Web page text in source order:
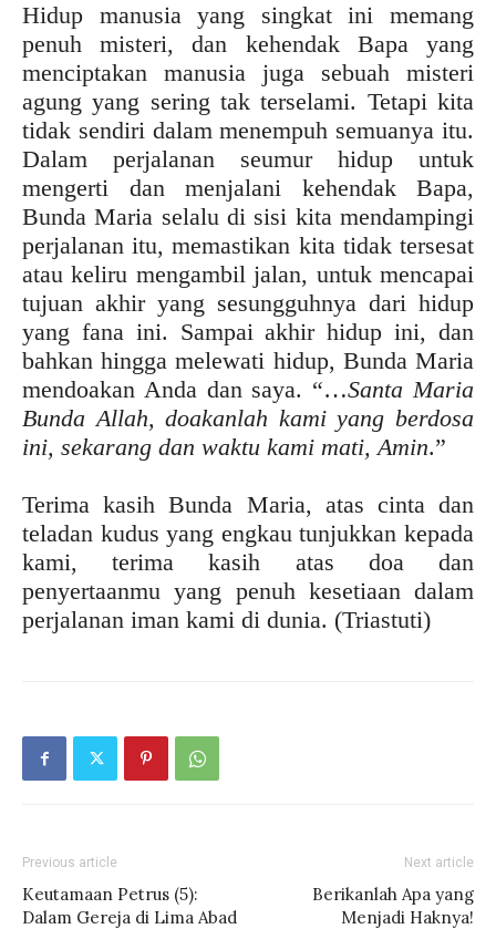
Hidup manusia yang singkat ini memang
penuh misteri, dan kehendak Bapa yang
menciptakan manusia juga sebuah misteri
agung yang sering tak terselami. Tetapi kita
tidak sendiri dalam menempuh semuanya itu.
Dalam perjalanan seumur hidup untuk
mengerti dan menjalani kehendak Bapa,
Bunda Maria selalu di sisi kita mendampingi
perjalanan itu, memastikan kita tidak tersesat
atau keliru mengambil jalan, untuk mencapai
tujuan akhir yang sesungguhnya dari hidup
yang fana ini. Sampai akhir hidup ini, dan
bahkan hingga melewati hidup, Bunda Maria
mendoakan Anda dan saya. “…Santa Maria
Bunda Allah, doakanlah kami yang berdosa
ini, sekarang dan waktu kami mati, Amin.”
Terima kasih Bunda Maria, atas cinta dan
teladan kudus yang engkau tunjukkan kepada
kami, terima kasih atas doa dan
penyertaanmu yang penuh kesetiaan dalam
perjalanan iman kami di dunia. (Triastuti)
Previous article
Keutamaan Petrus (5):
Dalam Gereja di Lima Abad
Next article
Berikanlah Apa yang
Menjadi Haknya!